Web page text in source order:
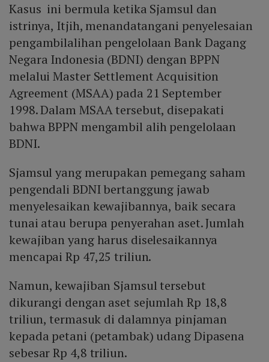
Kasus ini bermula ketika Sjamsul dan
istrinya, Itjih, menandatangani penyelesaian
pengambilalihan pengelolaan Bank Dagang
Negara Indonesia (BDNI) dengan BPPN
melalui Master Settlement Acquisition
Agreement (MSAA) pada 21 September
1998. Dalam MSAA tersebut, disepakati
bahwa BPPN mengambil alih pengelolaan
BDNI.
Sjamsul yang merupakan pemegang saham
pengendali BDNI bertanggung jawab
menyelesaikan kewajibannya, baik secara
tunai atau berupa penyerahan aset. Jumlah
kewajiban yang harus diselesaikannya
mencapai Rp 47,25 triliun.
Namun, kewajiban Sjamsul tersebut
dikurangi dengan aset sejumlah Rp 18,8
triliun, termasuk di dalamnya pinjaman
kepada petani (petambak) udang Dipasena
sebesar Rp 4,8 triliun.